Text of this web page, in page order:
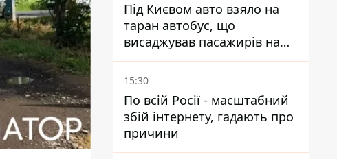
Під Києвом авто взяло на
таран автобус, що
висаджував пасажирів на
зупинці - пасажирка в
лікарні
15:30
По всій Росії - масштабний
збій інтернету, гадають про
причини